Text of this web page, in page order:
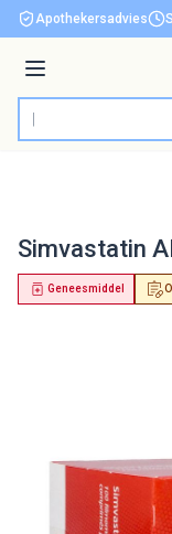
Ga naar de inhoud
Apothekersadvies
Menu
Product, merk,
Simvastatin
Geneesmiddel